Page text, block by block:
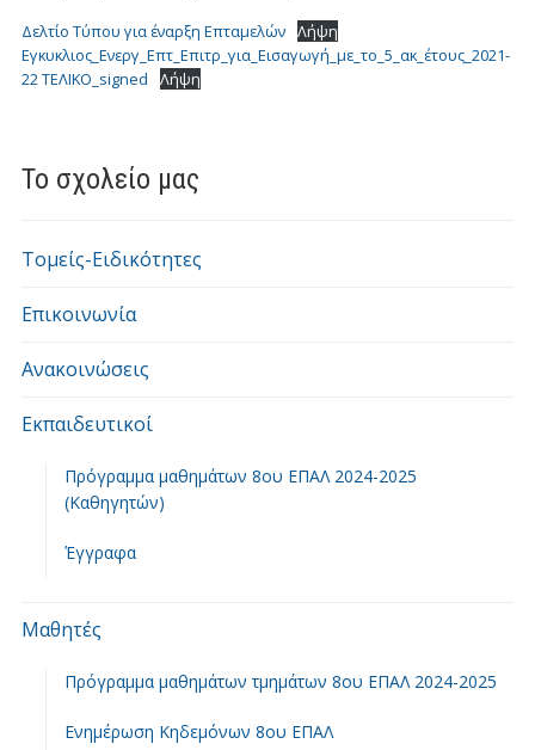
Το σχολείο μας
Τομείς-Ειδικότητες
Επικοινωνία
Ανακοινώσεις
Εκπαιδευτικοί
Πρόγραμμα μαθημάτων 8ου ΕΠΑΛ 2024-2025
(Καθηγητών)
Έγγραφα
Μαθητές
Πρόγραμμα μαθημάτων τμημάτων 8ου ΕΠΑΛ 2024-2025
Ενημέρωση Κηδεμόνων 8ου ΕΠΑΛ
Δελτίο Τύπου για έναρξη Επταμελών Λήψη
Εγκυκλιος_Ενεργ_Επτ_Επιτρ_για_Εισαγωγή_με_το_5_ακ_έτους_2021-
22 ΤΕΛΙΚΟ_signed
Λήψη